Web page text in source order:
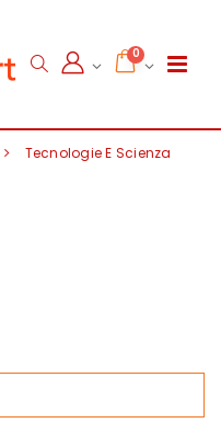
0
Tecnologie E Scienza